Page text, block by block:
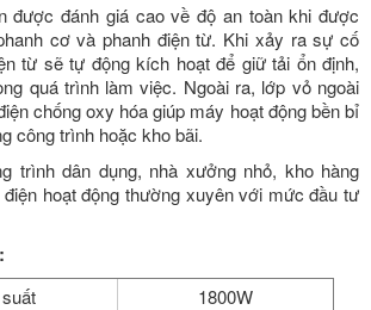
được đánh giá cao về độ an toàn khi được
cơ và phanh điện từ. Khi xảy ra sự cố
từ sẽ tự động kích hoạt để giữ tải ổn định,
quá trình làm việc. Ngoài ra, lớp vỏ ngoài
chống oxy hóa giúp máy hoạt động bền bỉ
công trình hoặc kho bãi.
trình dân dụng, nhà xưởng nhỏ, kho hàng
hoạt động thường xuyên với mức đầu tư
1800W